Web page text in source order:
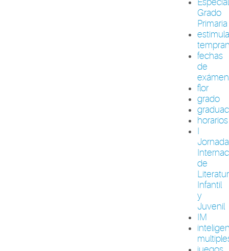
Grado
Primaria
fechas
de
flor
grado
horarios
I
de
Infantil
y
Juvenil
IM